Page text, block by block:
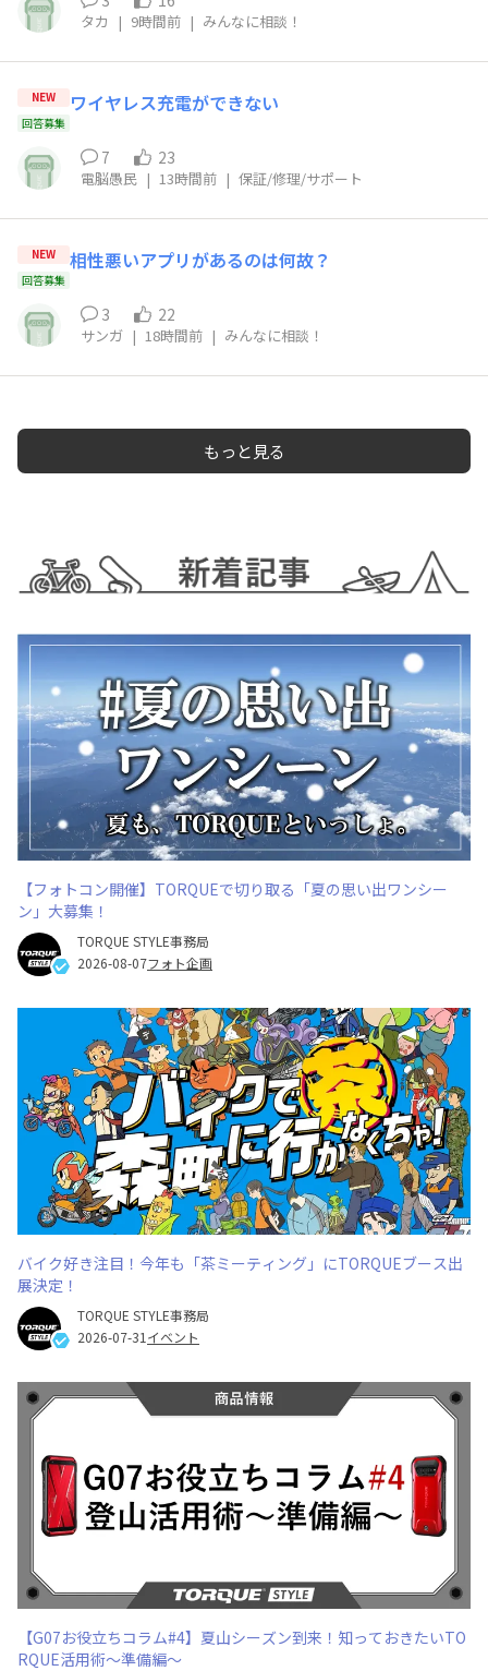
タカ | 9時間前 | みんなに相談！
NEW
回答募集
ワイヤレス充電ができない
7 23
電脳愚民 | 13時間前 | 保証/修理/サポート
NEW
回答募集
相性悪いアプリがあるのは何故？
3 22
サンガ | 18時間前 | みんなに相談！
もっと見る
【フォトコン開催】TORQUEで切り取る「夏の思い出ワンシー
ン」大募集！
TORQUE STYLE事務局
2026-08-07フォト企画
バイク好き注目！今年も「茶ミーティング」にTORQUEブース出
展決定！
TORQUE STYLE事務局
2026-07-31 イベント
【G07お役立ちコラム#4】夏山シーズン到来！知っておきたいTO
RQUE活用術～準備編～